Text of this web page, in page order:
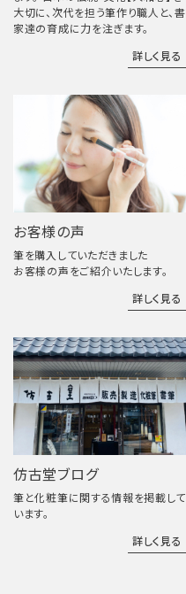
大切に、次代を担う筆作り職人と、書
家達の育成に力を注ぎます。
詳しく見る
お客様の声
筆を購入していただきました
お客様の声をご紹介いたします。
詳しく見る
仿古堂ブログ
筆と化粧筆に関する情報を掲載して
います。
詳しく見る